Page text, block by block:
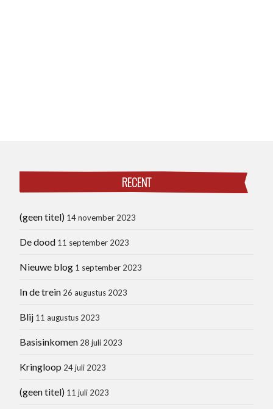
RECENT
(geen titel) 14 november 2023
De dood 11 september 2023
Nieuwe blog 1 september 2023
In de trein 26 augustus 2023
Blij 11 augustus 2023
Basisinkomen 28 juli 2023
Kringloop 24 juli 2023
(geen titel) 11 juli 2023